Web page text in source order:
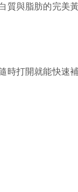
質與脂肪的完美
時打開就能快速